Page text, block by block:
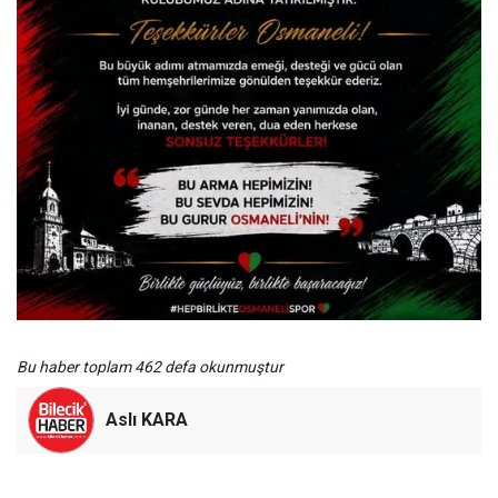
Bu haber toplam 462 defa okunmuştur
Aslı KARA